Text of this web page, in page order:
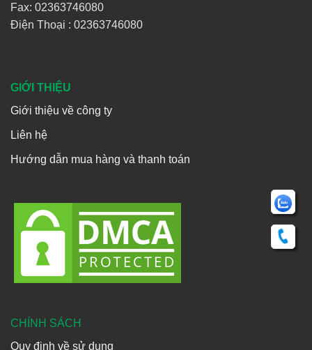
Fax: 02363746080
Điện Thoại : 02363746080
GIỚI THIỆU
Giới thiệu về công ty
Liên hệ
Hướng dẫn mua hàng và thanh toán
CHÍNH SÁCH
Quy định về sử dụng